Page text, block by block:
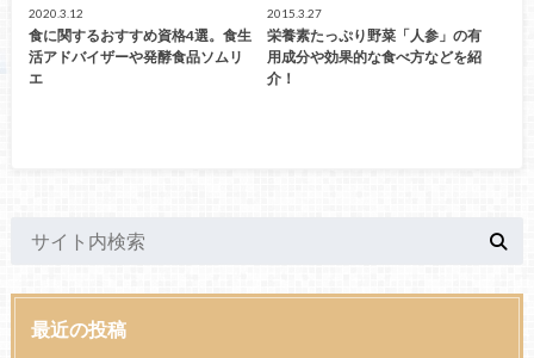
2020.3.12
食に関するおすすめ資格4選。食生
活アドバイザーや発酵食品ソムリ
エ
2015.3.27
栄養素たっぷり野菜「人参」の有
用成分や効果的な食べ方などを紹
介！
最近の投稿